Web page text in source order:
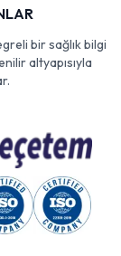
bir sağlık bilgi
altyapısıyla